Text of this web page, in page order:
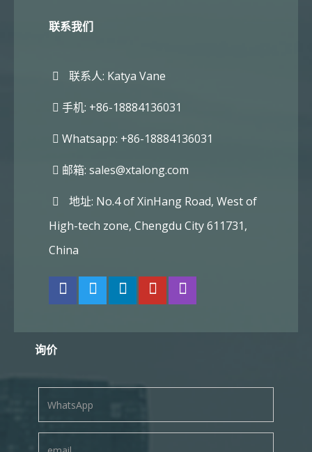
联系我们
联系人: Katya Vane
手机: +86-18884136031
Whatsapp: +86-18884136031
邮箱: sales@xtalong.com
地址: No.4 of XinHang Road, West of
High-tech zone, Chengdu City 611731,
China
询价